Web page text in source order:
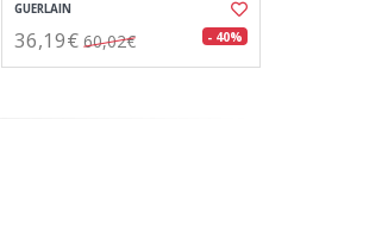
GUERLAIN
36,19€ 60,02€ - 40%